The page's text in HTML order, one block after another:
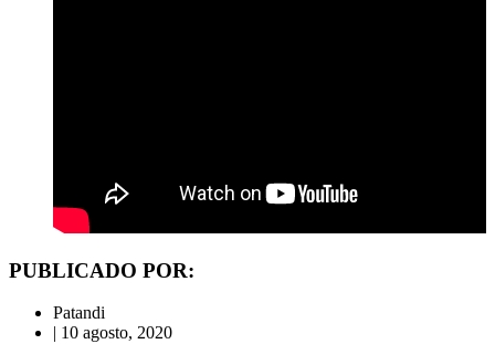
PUBLICADO POR:
Patandi
| 10 agosto, 2020